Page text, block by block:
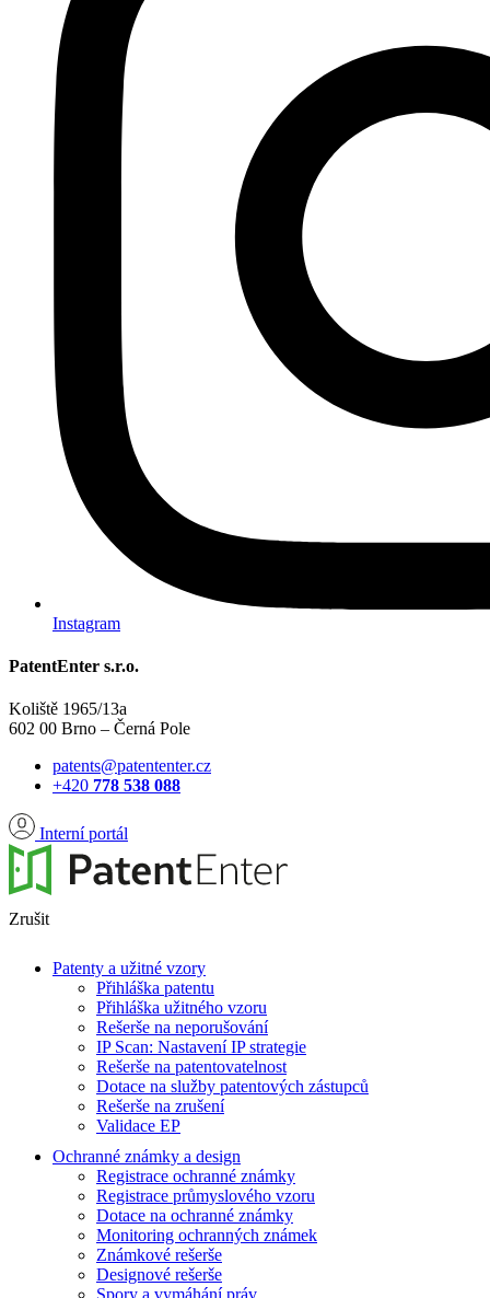
Instagram
PatentEnter s.r.o.
Koliště 1965/13a
602 00 Brno – Černá Pole
patents@patententer.cz
+420 778 538 088
Interní portál
Zrušit
Patenty a užitné vzory
Přihláška patentu
Přihláška užitného vzoru
Rešerše na neporušování
IP Scan: Nastavení IP strategie
Rešerše na patentovatelnost
Dotace na služby patentových zástupců
Rešerše na zrušení
Validace EP
Ochranné známky a design
Registrace ochranné známky
Registrace průmyslového vzoru
Dotace na ochranné známky
Monitoring ochranných známek
Známkové rešerše
Designové rešerše